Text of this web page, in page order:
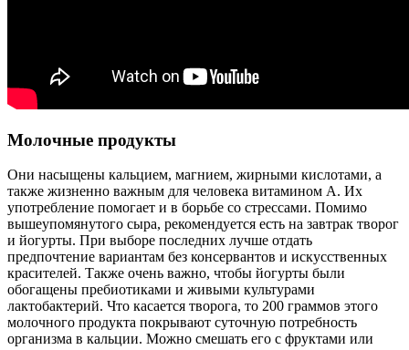
Молочные продукты
Они насыщены кальцием, магнием, жирными кислотами, а
также жизненно важным для человека витамином А. Их
употребление помогает и в борьбе со стрессами. Помимо
вышеупомянутого сыра, рекомендуется есть на завтрак творог
и йогурты. При выборе последних лучше отдать
предпочтение вариантам без консервантов и искусственных
красителей. Также очень важно, чтобы йогурты были
обогащены пребиотиками и живыми культурами
лактобактерий. Что касается творога, то 200 граммов этого
молочного продукта покрывают суточную потребность
организма в кальции. Можно смешать его с фруктами или